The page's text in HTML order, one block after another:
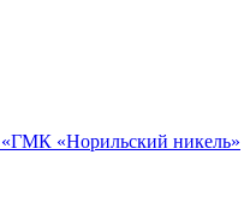
«Норильский никель»